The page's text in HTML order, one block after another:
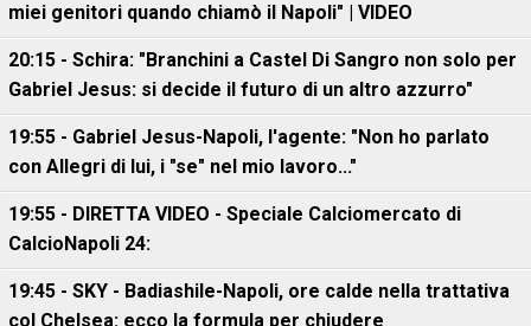
miei genitori quando chiamò il Napoli" | VIDEO
20:15 - Schira: "Branchini a Castel Di Sangro non solo per
Gabriel Jesus: si decide il futuro di un altro azzurro"
19:55 - Gabriel Jesus-Napoli, l'agente: "Non ho parlato
con Allegri di lui, i "se" nel mio lavoro..."
19:55 - DIRETTA VIDEO - Speciale Calciomercato di
CalcioNapoli 24:
19:45 - SKY - Badiashile-Napoli, ore calde nella trattativa
col Chelsea: ecco la formula per chiudere